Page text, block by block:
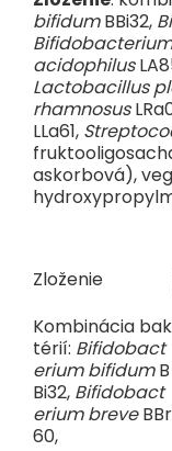
mindfulness
ktorí žijú pre svoje
začína spokojným
bifidumBBi32,
acidophilus
Lactobacillus
rhamnosus
LLa61,
askorbová),
Zloženie
Kombinácia bak
térií: Bifidobact
erium bifidumB
Bi32, Bifidobact
erium breveBBr
60,